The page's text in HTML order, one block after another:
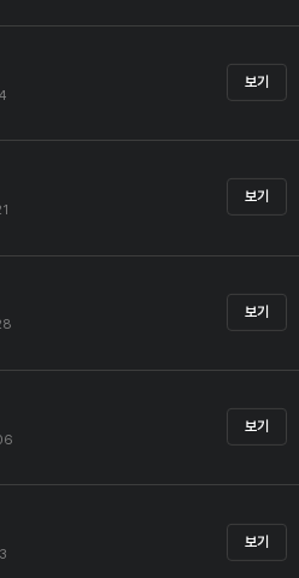
보기
보기
보기
보기
보기